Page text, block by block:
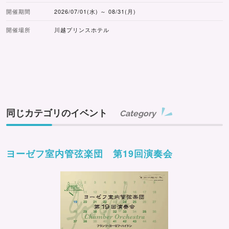
開催期間 2026/07/01(水) ～ 08/31(月)
開催場所 川越プリンスホテル
同じカテゴリのイベント Category
ヨーゼフ室内管弦楽団 第19回演奏会